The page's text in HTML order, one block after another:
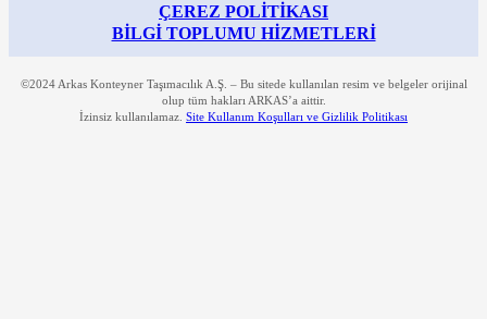
ÇEREZ POLİTİKASI
BİLGİ TOPLUMU HİZMETLERİ
©2024 Arkas Konteyner Taşımacılık A.Ş. – Bu sitede kullanılan resim ve belgeler orijinal
olup tüm hakları ARKAS’a aittir.
İzinsiz kullanılamaz. Site Kullanım Koşulları ve Gizlilik Politikası